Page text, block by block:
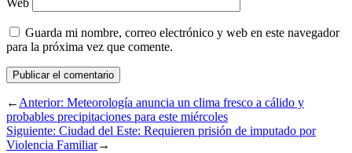
Web
Guarda mi nombre, correo electrónico y web en este navegador
para la próxima vez que comente.
←Anterior: Meteorología anuncia un clima fresco a cálido y
probables precipitaciones para este miércoles
Siguiente: Ciudad del Este: Requieren prisión de imputado por
Violencia Familiar→